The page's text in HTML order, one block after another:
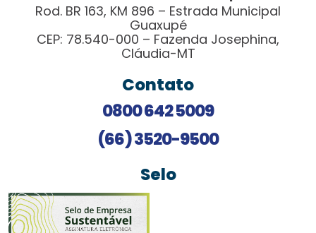
Rod. BR 163, KM 896 – Estrada Municipal
Guaxupé
CEP: 78.540-000 – Fazenda Josephina,
Cláudia-MT
Contato
0800 642 5009
(66) 3520-9500
Selo